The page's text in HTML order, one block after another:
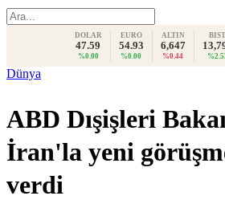
DOLAR
47.59
%0.00
EURO
54.93
%0.00
ALTIN
6,647
%0.44
BIST
Dünya
ABD Dışişleri
İran'la yeni
verdi